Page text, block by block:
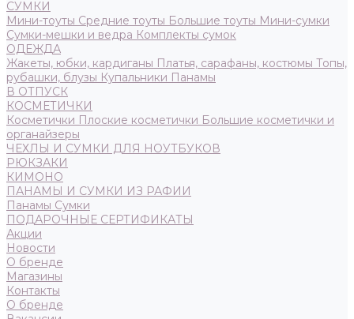
СУМКИ
Мини-тоуты Средние тоуты Большие тоуты Мини-сумки
Сумки-мешки и ведра Комплекты сумок
ОДЕЖДА
Жакеты, юбки, кардиганы Платья, сарафаны, костюмы Топы,
рубашки, блузы Купальники Панамы
В ОТПУСК
КОСМЕТИЧКИ
Косметички Плоские косметички Большие косметички и
органайзеры
ЧЕХЛЫ И СУМКИ ДЛЯ НОУТБУКОВ
РЮКЗАКИ
КИМОНО
ПАНАМЫ И СУМКИ ИЗ РАФИИ
Панамы Сумки
ПОДАРОЧНЫЕ СЕРТИФИКАТЫ
Акции
Новости
О бренде
Магазины
Контакты
О бренде